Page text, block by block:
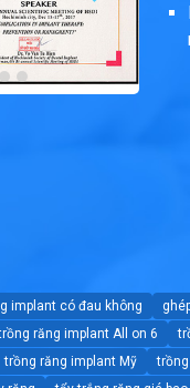
implant có đau không
răng implant All on 6
trồng răng implant Mỹ